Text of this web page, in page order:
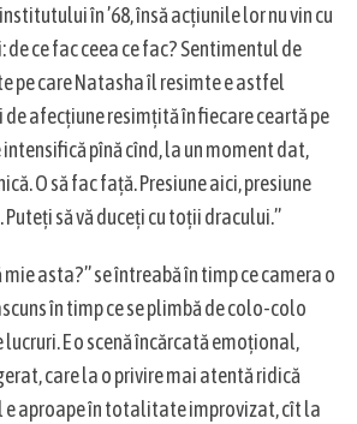
în ’68, însă acțiunile lor nu vin cu
ce fac ceea ce fac? Sentimentul de
pe care Natasha îl resimte e astfel
afecțiune resimțită în fiecare ceartă pe
intensifică pînă cînd, la un moment dat,
O să fac față. Presiune aici, presiune
să vă duceți cu toții dracului.”
mie asta?” se întreabă în timp ce camera o
în timp ce se plimbă de colo-colo
lucruri. E o scenă încărcată emoțional,
care la o privire mai atentă ridică
e aproape în totalitate improvizat, cît la